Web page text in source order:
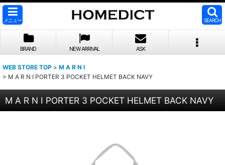
メニュー SEARCH
BRAND NEW ARRIVAL ASK
WEB STORE TOP > M A R N I
> M A R N I PORTER 3 POCKET HELMET BACK NAVY
M A R N I PORTER 3 POCKET HELMET BACK NAVY